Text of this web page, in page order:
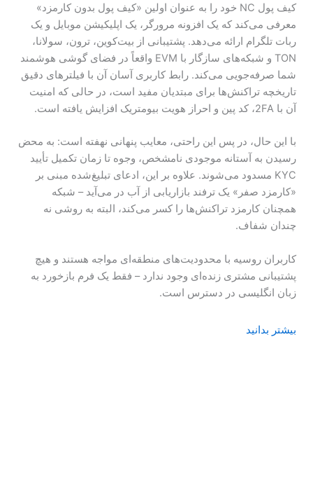
کیف پول NC خود را به عنوان اولین «کیف پول بدون کارمزد»
معرفی می‌کند که یک افزونه مرورگر، یک اپلیکیشن موبایل و یک
ربات تلگرام ارائه می‌دهد. پشتیبانی از بیت‌کوین، ترون، سولانا،
TON و شبکه‌های سازگار با EVM واقعاً در فضای گوشی هوشمند
شما صرفه‌جویی می‌کند. رابط کاربری آسان آن با فیلترهای دقیق
تاریخچه تراکنش‌ها برای مبتدیان مفید است، در حالی که امنیت
آن با 2FA، کد پین و احراز هویت بیومتریک افزایش یافته است.
با این حال، در پس این راحتی، معایب پنهانی نهفته است: به محض
رسیدن به آستانه موجودی نامشخص، وجوه تا زمان تکمیل تأیید
KYC مسدود می‌شوند. علاوه بر این، ادعای تبلیغ‌شده مبنی بر
«کارمزد صفر» یک ترفند بازاریابی از آب در می‌آید – شبکه
همچنان کارمزد تراکنش‌ها را کسر می‌کند، البته به روشی نه
چندان شفاف.
کاربران روسیه با محدودیت‌های منطقه‌ای مواجه هستند و هیچ
پشتیبانی مشتری زنده‌ای وجود ندارد – فقط یک فرم بازخورد به
زبان انگلیسی در دسترس است.
بیشتر بدانید